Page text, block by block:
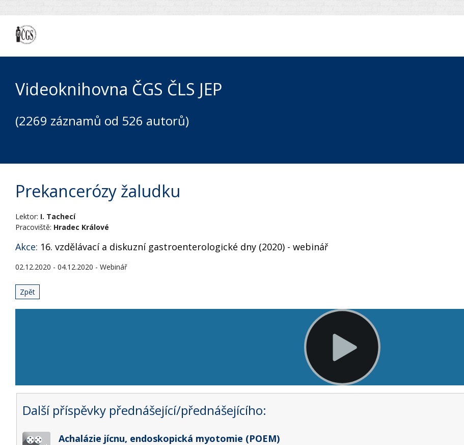
Videoknihovna ČGS ČLS JEP
(2269 záznamů od 526 autorů)
Prekancerózy žaludku
Lektor: I. Tachecí
Pracoviště: Hradec Králové
Akce: 16. vzdělávací a diskuzní gastroenterologické dny (2020) - webinář
02.12.2020 - 04.12.2020 - Webinář
Zpět
Další příspěvky přednášející/přednášejícího:
Achalázie jícnu, endoskopická myotomie (POEM)